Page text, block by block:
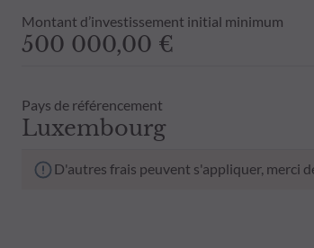
Montant d’investissement initial minimum
500 000,00 €
Pays de référencement
Luxembourg
D'autres frais peuvent s'appliquer, merci